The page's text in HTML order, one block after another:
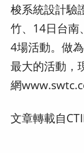
梭系統設計驗
竹、14日台南
4場活動。做
最大的活動，
網
文章轉載自